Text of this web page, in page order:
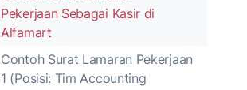
Pekerjaan Sebagai Kasir di
Alfamart
Contoh Surat Lamaran Pekerjaan
1 (Posisi: Tim Accounting